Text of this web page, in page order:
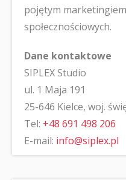
pojętym
społecznościowych.
Dane kontaktowe
SIPLEX Studio
ul. 1 Maja 191
25-646 Kielce, woj.
Tel: +48 691 498 206
E-mail: info@siplex.pl